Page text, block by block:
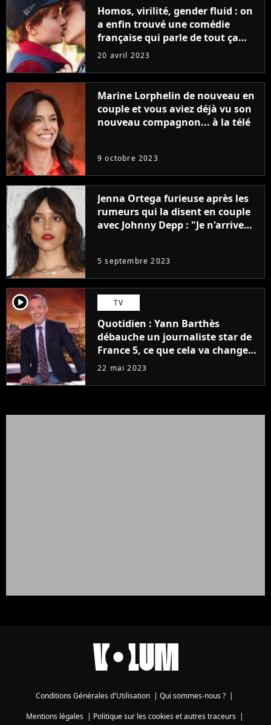
Homos, virilité, gender fluid : on
a enfin trouvé une comédie
française qui parle de tout ça
sans être super ringarde
20 avril 2023
Marine Lorphelin de nouveau en
couple et vous aviez déjà vu son
nouveau compagnon... à la télé
9 octobre 2023
Jenna Ortega furieuse après les
rumeurs qui la disent en couple
avec Johnny Depp : "Je n'arrive
5 septembre 2023
player2 TV
Quotidien : Yann Barthès
débauche un journaliste star de
France 5, ce que cela va changer
à la rentrée
22 mai 2023
Conditions Générales d'Utilisation | Qui sommes-nous ? |
Mentions légales| Politique sur les cookies et autres traceurs|